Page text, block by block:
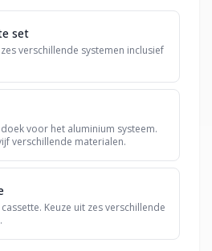
set
verschillende systemen inclusief
voor het aluminium systeem.
verschillende materialen.
Keuze uit zes verschillende